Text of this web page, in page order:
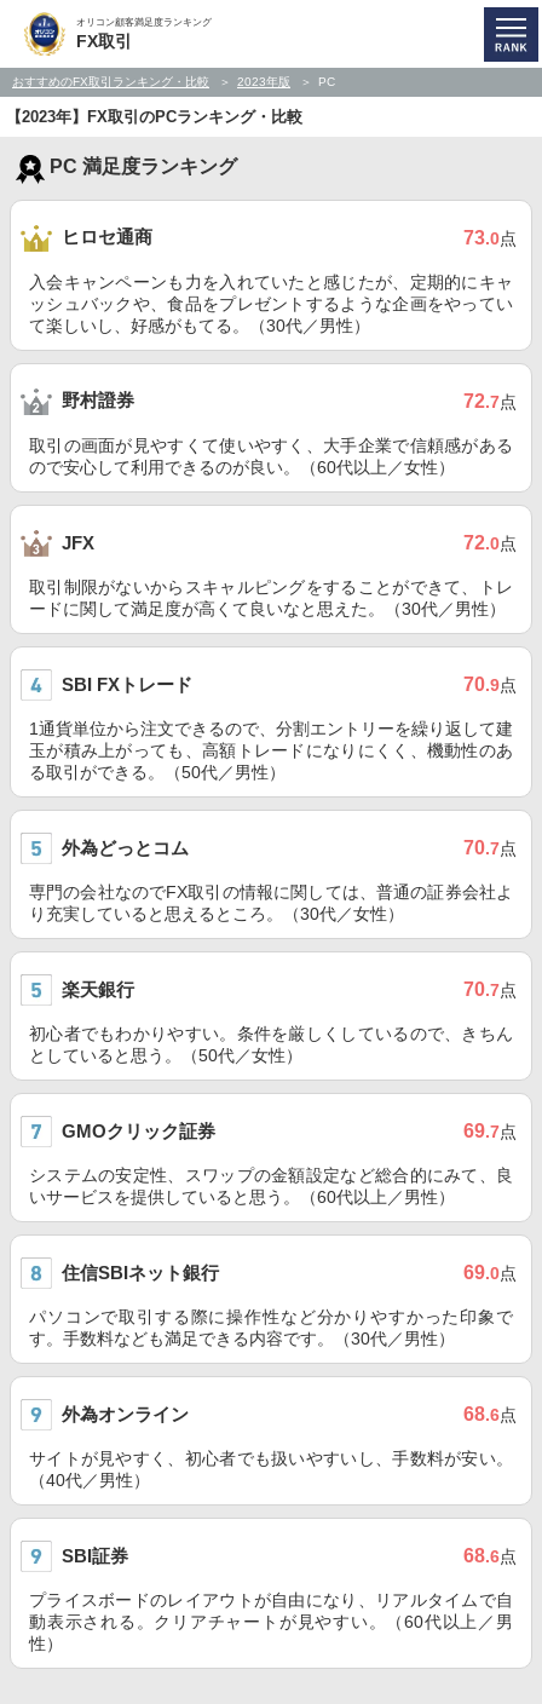
オリコン顧客満足度ランキング
FX取引
おすすめのFX取引ランキング・比較 2023年版 PC
【2023年】FX取引のPCランキング・比較
PC 満足度ランキング
ヒロセ通商 73.0点
入会キャンペーンも力を入れていたと感じたが、定期的にキャ
ッシュバックや、食品をプレゼントするような企画をやってい
て楽しいし、好感がもてる。（30代／男性）
野村證券 72.7点
取引の画面が見やすくて使いやすく、大手企業で信頼感がある
ので安心して利用できるのが良い。（60代以上／女性）
JFX 72.0点
取引制限がないからスキャルピングをすることができて、トレ
ードに関して満足度が高くて良いなと思えた。（30代／男性）
SBI FXトレード 70.9点
1通貨単位から注文できるので、分割エントリーを繰り返して建
玉が積み上がっても、高額トレードになりにくく、機動性のあ
る取引ができる。（50代／男性）
外為どっとコム 70.7点
専門の会社なのでFX取引の情報に関しては、普通の証券会社よ
り充実していると思えるところ。（30代／女性）
楽天銀行 70.7点
初心者でもわかりやすい。条件を厳しくしているので、きちん
としていると思う。（50代／女性）
GMOクリック証券 69.7点
システムの安定性、スワップの金額設定など総合的にみて、良
いサービスを提供していると思う。（60代以上／男性）
住信SBIネット銀行 69.0点
パソコンで取引する際に操作性など分かりやすかった印象で
す。手数料なども満足できる内容です。（30代／男性）
外為オンライン 68.6点
サイトが見やすく、初心者でも扱いやすいし、手数料が安い。
（40代／男性）
SBI証券 68.6点
プライスボードのレイアウトが自由になり、リアルタイムで自
動表示される。クリアチャートが見やすい。（60代以上／男
性）